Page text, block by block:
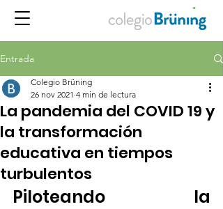
Entrada
La pandemia del COVID 19 y
la transformación
educativa en tiempos
turbulentos
Colegio Brüning
26 nov 2021 4 min de lectura
Piloteando la